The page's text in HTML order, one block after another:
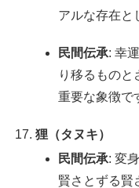
アルな存在と
民間伝承: 幸
り移るものと
重要な象徴で
狸（タヌキ）
民間伝承: 変
賢さとずる賢